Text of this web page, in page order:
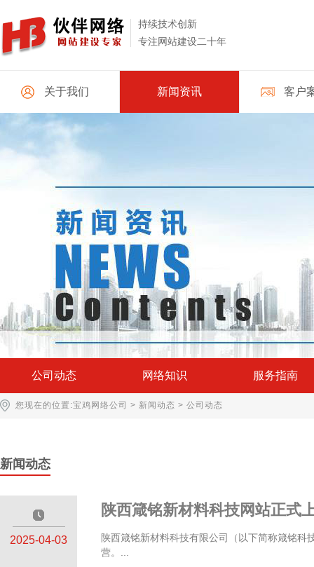
持续技术创新
专注网站建设二十年
关于我们 新闻资讯 客户
公司动态 网络知识 服务指南
您现在的位置:宝鸡网络公司 > 新闻动态 > 公司动态
新闻动态
—————
2025-04-03
陕西箴铭新材料科技网站正式
陕西箴铭新材料科技有限公司（以下简称箴铭
营。...